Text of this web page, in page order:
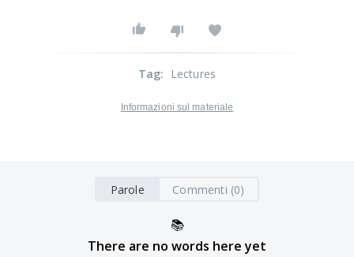
Tag: Lectures
Informazioni sul materiale
Parole Commenti (0)
📚
There are no words here yet